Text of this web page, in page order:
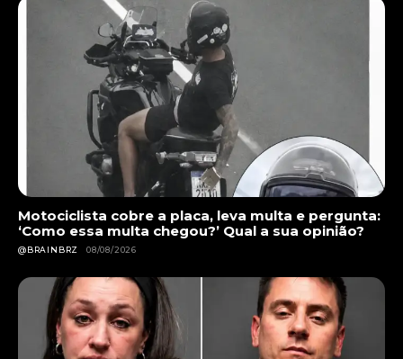
Motociclista cobre a placa, leva multa e pergunta:
‘Como essa multa chegou?’ Qual a sua opinião?
@BRAINBRZ 08/08/2026